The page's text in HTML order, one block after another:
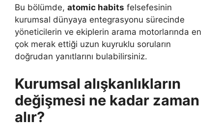
Bu bölümde, atomic habits felsefesinin
kurumsal dünyaya entegrasyonu sürecinde
yöneticilerin ve ekiplerin arama motorlarında en
çok merak ettiği uzun kuyruklu soruların
doğrudan yanıtlarını bulabilirsiniz.
Kurumsal alışkanlıkların
değişmesi ne kadar zaman
alır?